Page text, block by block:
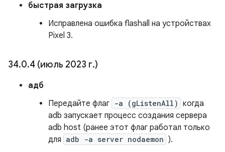
быстрая загрузка
Исправлена ​​ошибка flashall на устройствах
Pixel 3.
34.0.4 (июль 2023 г.)
адб
Передайте флаг -a (gListenAll) когда
adb запускает процесс создания сервера
adb host (ранее этот флаг работал только
для adb -a server nodaemon ).